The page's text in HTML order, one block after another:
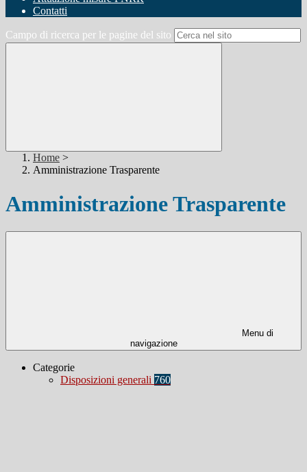
Contatti
Campo di ricerca per le pagine del sito
Home >
Amministrazione Trasparente
Amministrazione Trasparente
Menu di
navigazione
Categorie
Disposizioni generali 760